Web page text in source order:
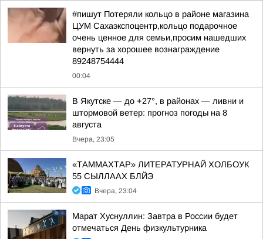
#пишут Потеряли кольцо в районе магазина
ЦУМ Сахаэкспоцентр,кольцо подарочное
очень ценное для семьи,просим нашедших
вернуть за хорошее вознаграждение
89248754444
00:04
В Якутске — до +27°, в районах — ливни и
штормовой ветер: прогноз погоды на 8
августа
Вчера, 23:05
«ТАММАХТАР» ЛИТЕРАТУРНАЙ ХОЛБОУК
55 СЫЛЛААХ БЛЙЭ
Вчера, 23:04
Марат Хуснуллин: Завтра в России будет
отмечаться День физкультурника